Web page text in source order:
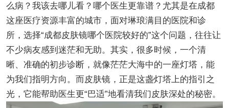
么病？我该去哪儿看？哪个医生更靠谱？尤其是在成都
这座医疗资源丰富的城市，面对琳琅满目的医院和诊
所，选择“成都皮肤镜哪个医院较好的”这个问题，往往让
不少病友感到迷茫和无助。其实，很多时候，一个清
晰、准确的初步诊断，就像茫茫大海中的一座灯塔，能
为我们指明方向。而皮肤镜，正是这盏灯塔上的指引之
光，它能帮助医生更“巴适”地看清我们皮肤深处的秘密。